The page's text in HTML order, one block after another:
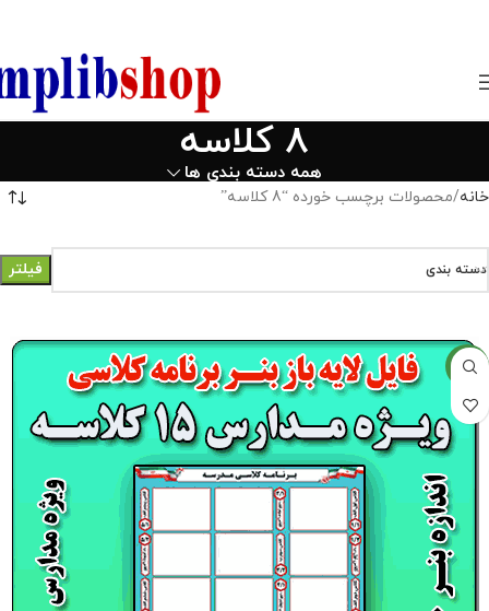
8 کلاسه
همه دسته بندی ها
خانه محصولات برچسب خورده “8 کلاسه”
دسته بندی فیلتر
جدید